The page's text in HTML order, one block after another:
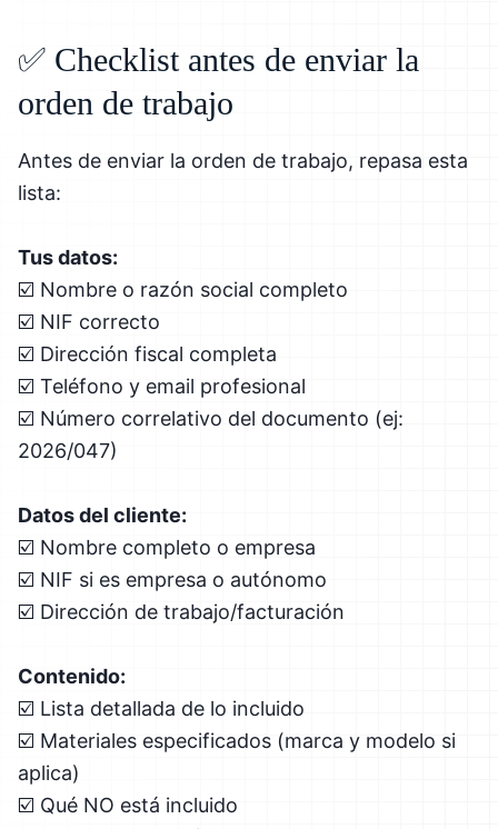
✅ Checklist antes de enviar la
orden de trabajo
Antes de enviar la orden de trabajo, repasa esta
lista:
Tus datos:
☑️ Nombre o razón social completo
☑️ NIF correcto
☑️ Dirección fiscal completa
☑️ Teléfono y email profesional
☑️ Número correlativo del documento (ej:
2026/047)
Datos del cliente:
☑️ Nombre completo o empresa
☑️ NIF si es empresa o autónomo
☑️ Dirección de trabajo/facturación
Contenido:
☑️ Lista detallada de lo incluido
☑️ Materiales especificados (marca y modelo si
aplica)
☑️ Qué NO está incluido